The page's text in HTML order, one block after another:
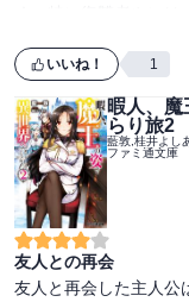
タイトル通り復讐の
王も現魔王と自分を封
元魔王の性格は奔放
癒されます。
少し暗い話ですが、元
りこれからどのように
いいね！ 1
暇人、
らり旅2
藍敦,桂井よし
ファミ通文庫
友人との再会
友人と再会した主人公